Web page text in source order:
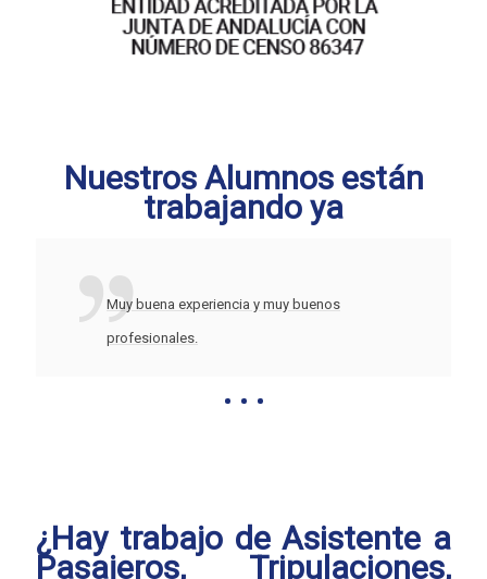
Nuestros Alumnos están
trabajando ya
Muy buena experiencia y muy buenos
profesionales.
¿Hay trabajo de Asistente a
Pasajeros, Tripulaciones,